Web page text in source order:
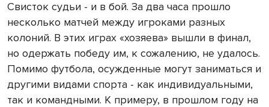
Свисток судьи - и в бой. За два часа прошло
несколько матчей между игроками разных
колоний. В этих играх «хозяева» вышли в финал,
но одержать победу им, к сожалению, не удалось.
Помимо футбола, осужденные могут заниматься и
другими видами спорта - как индивидуальными,
так и командными. К примеру, в прошлом году на